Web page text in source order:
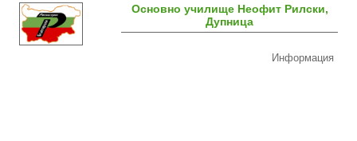
Основно училище Неофит Рилски,
Дупница
Информация